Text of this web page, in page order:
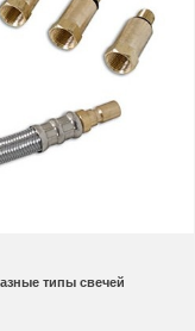
типы свечей